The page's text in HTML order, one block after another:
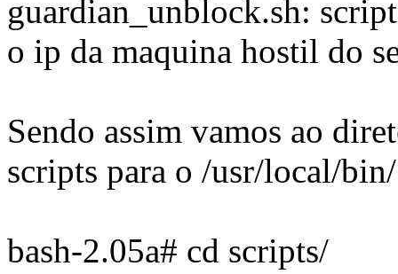
guardian_unblock.sh:
o ip da maquina hostil do
Sendo assim vamos ao
scripts para o /usr/local/bin/
bash-2.05a# cd scripts/